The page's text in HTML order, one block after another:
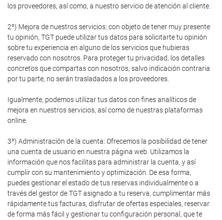
los proveedores, así como, a nuestro servicio de atención al cliente.
2º) Mejora de nuestros servicios: con objeto de tener muy presente
tu opinión, TGT puede utilizar tus datos para solicitarte tu opinión
sobre tu experiencia en alguno de los servicios que hubieras
reservado con nosotros. Para proteger tu privacidad, los detalles
concretos que compartas con nosotros, salvo indicación contraria
por tu parte, no serán trasladados a los proveedores.
Igualmente, podemos utilizar tus datos con fines analíticos de
mejora en nuestros servicios, así como de nuestras plataformas
online.
3º) Administración de la cuenta: Ofrecemos la posibilidad de tener
una cuenta de usuario en nuestra página web. Utilizamos la
información que nos facilitas para administrar la cuenta, y así
cumplir con su mantenimiento y optimización. De esa forma,
puedes gestionar el estado de tus reservas individualmente o a
través del gestor de TGT asignado a tu reserva, cumplimentar más
rápidamente tus facturas, disfrutar de ofertas especiales, reservar
de forma más fácil y gestionar tu configuración personal, que te